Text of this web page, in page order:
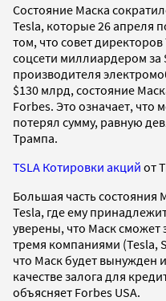
Состояние Маска
Tesla, которые 26 апреля
том, что совет
соцсети миллиардером
производителя
$130 млрд, состояние
Forbes. Это означает, что
потерял сумму, равную
Трампа.
TSLA Котировки акций от
Большая часть состояния
Tesla, где ему
уверены, что Маск сможет
тремя компаниями (Tesla,
что Маск будет вынужден
качестве залога для
объясняет Forbes USA.